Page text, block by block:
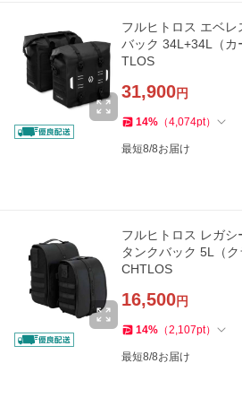
フルヒトロス エベ
バック 34L+34L（カ
TLOS
31,900円
14% （4,074pt）
最短8/8お届け
フルヒトロス レガ
タンクバック 5L（
CHTLOS
16,500円
14% （2,107pt）
最短8/8お届け